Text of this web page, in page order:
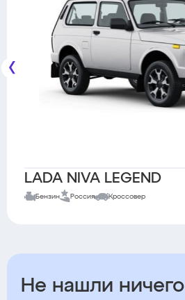
LADA NIVA LEGEND
Бензин Россия Кроссовер
Не нашли ничего